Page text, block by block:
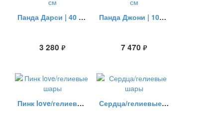
Панда Дарси | 40 см
3 280 руб.
Панда Джони | 105 см
7 470 руб.
Пинк love/гелиевые шары Сердца/гелиевые шары